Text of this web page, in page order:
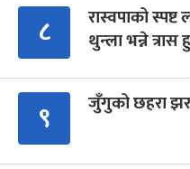
८
रास्वपाको
थुन्ला भन्ने
९ जुँगुको छहरा